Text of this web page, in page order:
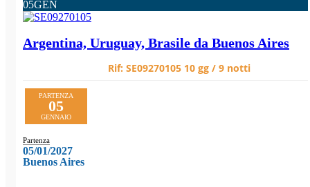
05GEN
Argentina, Uruguay, Brasile da Buenos Aires
Rif: SE09270105 10 gg / 9 notti
PARTENZA
05
GENNAIO
Partenza
05/01/2027
Buenos Aires